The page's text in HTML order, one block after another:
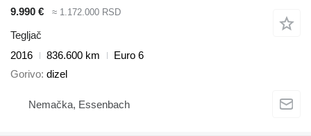
9.990 €
≈ 1.172.000 RSD
Tegljač
2016
836.600 km
Euro 6
Gorivo dizel
Nemačka, Essenbach